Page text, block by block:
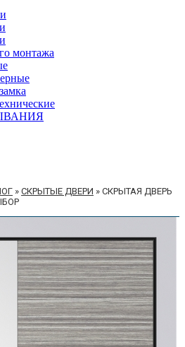
монтажа
» СКРЫТЫЕ ДВЕРИ » СКРЫТАЯ ДВЕРЬ